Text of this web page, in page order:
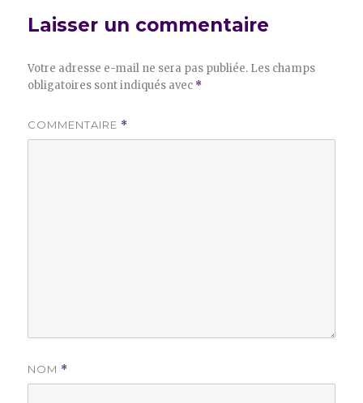
Laisser un commentaire
Votre adresse e-mail ne sera pas publiée. Les champs
obligatoires sont indiqués avec *
COMMENTAIRE *
NOM *